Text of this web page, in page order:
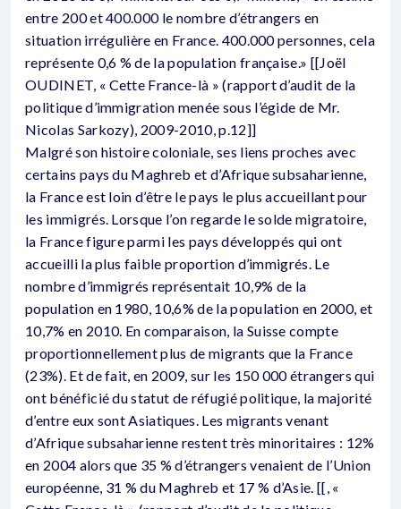
entre 200 et 400.000 le nombre d’étrangers en
situation irrégulière en France. 400.000 personnes, cela
représente 0,6 % de la population française.» [[Joël
OUDINET, « Cette France-là » (rapport d’audit de la
politique d’immigration menée sous l’égide de Mr.
Nicolas Sarkozy), 2009-2010, p.12]]
Malgré son histoire coloniale, ses liens proches avec
certains pays du Maghreb et d’Afrique subsaharienne,
la France est loin d’être le pays le plus accueillant pour
les immigrés. Lorsque l’on regarde le solde migratoire,
la France figure parmi les pays développés qui ont
accueilli la plus faible proportion d’immigrés. Le
nombre d’immigrés représentait 10,9% de la
population en 1980, 10,6% de la population en 2000, et
10,7% en 2010. En comparaison, la Suisse compte
proportionnellement plus de migrants que la France
(23%). Et de fait, en 2009, sur les 150 000 étrangers qui
ont bénéficié du statut de réfugié politique, la majorité
d’entre eux sont Asiatiques. Les migrants venant
d’Afrique subsaharienne restent très minoritaires : 12%
en 2004 alors que 35 % d’étrangers venaient de l’Union
européenne, 31 % du Maghreb et 17 % d’Asie. [[, «